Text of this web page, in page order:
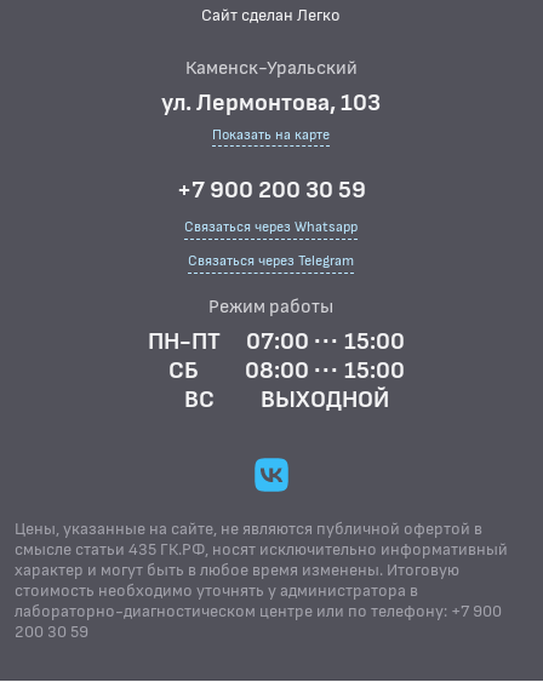
Сайт сделан Легко
Каменск-Уральский
ул. Лермонтова, 103
Показать на карте
+7 900 200 30 59
Связаться через Whatsapp
Связаться через Telegram
Режим работы
ПН-ПТ
07:00 ··· 15:00
СБ
08:00 ··· 15:00
ВС
ВЫХОДНОЙ
Цены, указанные на сайте, не являются публичной офертой в
смысле статьи 435 ГК.РФ, носят исключительно информативный
характер и могут быть в любое время изменены. Итоговую
стоимость необходимо уточнять у администратора в
лабораторно-диагностическом центре или по телефону: +7 900
200 30 59